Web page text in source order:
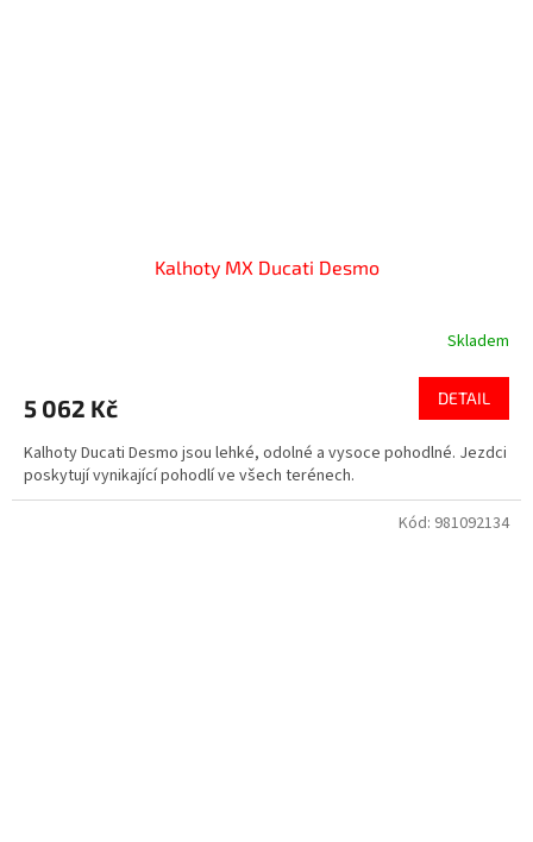
Kalhoty MX Ducati Desmo
Skladem
5 062 Kč DETAIL
Kalhoty Ducati Desmo jsou lehké, odolné a vysoce pohodlné. Jezdci
poskytují vynikající pohodlí ve všech terénech.
Kód: 981092134